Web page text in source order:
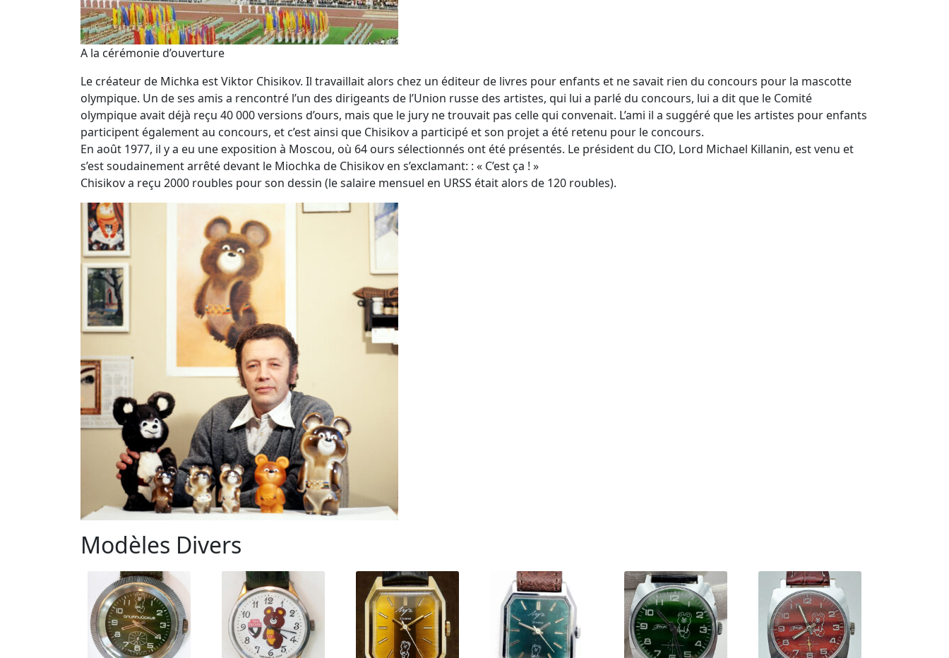
A la cérémonie d’ouverture
Le créateur de Michka est Viktor Chisikov. Il travaillait alors chez un éditeur de livres pour enfants et ne savait rien du concours pour la mascotte
olympique. Un de ses amis a rencontré l’un des dirigeants de l’Union russe des artistes, qui lui a parlé du concours, lui a dit que le Comité
olympique avait déjà reçu 40 000 versions d’ours, mais que le jury ne trouvait pas celle qui convenait. L’ami il a suggéré que les artistes pour enfants
participent également au concours, et c’est ainsi que Chisikov a participé et son projet a été retenu pour le concours.
En août 1977, il y a eu une exposition à Moscou, où 64 ours sélectionnés ont été présentés. Le président du CIO, Lord Michael Killanin, est venu et
s’est soudainement arrêté devant le Miochka de Chisikov en s’exclamant: : « C’est ça ! »
Chisikov a reçu 2000 roubles pour son dessin (le salaire mensuel en URSS était alors de 120 roubles).
Modèles Divers